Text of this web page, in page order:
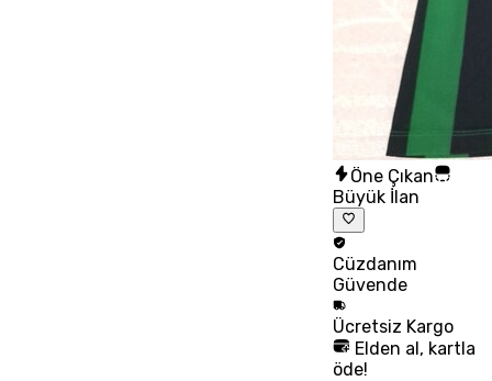
Öne Çıkan
Büyük İlan
Cüzdanım
Güvende
Ücretsiz Kargo
Elden al, kartla
öde!